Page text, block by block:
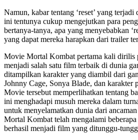
Namun, kabar tentang ‘reset’ yang
ini tentunya cukup mengejutkan para
bertanya-tanya, apa yang menyebabkan
yang dapat mereka harapkan dari trailer
Movie Mortal Kombat pertama kali dirilis
menjadi salah satu film terbaik di dunia
ditampilkan karakter yang diambil dari
Johnny Cage, Sonya Blade, dan karakter
Movie tersebut memperlihatkan tentang
ini menghadapi musuh mereka dalam
untuk menyelamatkan dunia dari
Mortal Kombat telah mengalami beberapa
berhasil menjadi film yang ditunggu-